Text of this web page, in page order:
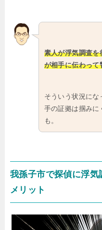
素人が浮気調査を
が相手に伝わっ
そういう状況に
手の証拠は掴みに
も。
我孫子市で探偵に浮
メリット